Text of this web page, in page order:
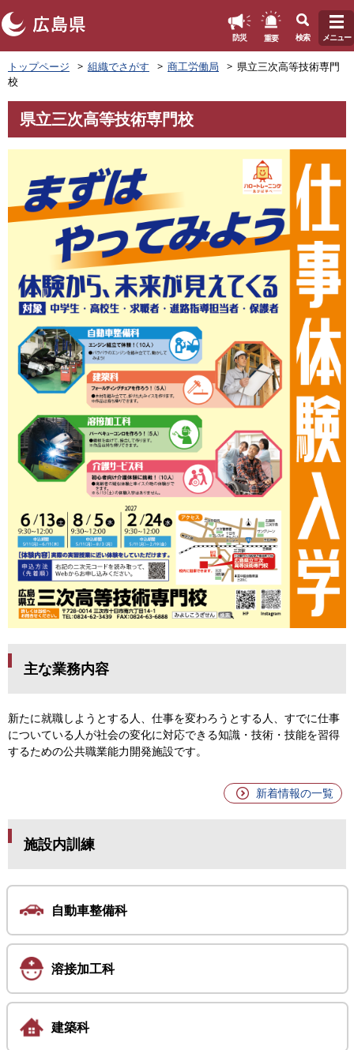
ペ
ー
ジ
の
頭
防災 重要 検索 メニュー
トップページ 組織でさがす 商工労働局
県立三次高等技術専門
校
文
県立三次高等技術専門校
主な業務内容
新たに就職しようとする人、仕事を変わろうとする人、すでに仕事
についている人が社会の変化に対応できる知識・技術・技能を習得
するための公共職業能力開発施設です。
新着情報の一覧
施設内訓練
自動車整備科
溶接加工科
建築科